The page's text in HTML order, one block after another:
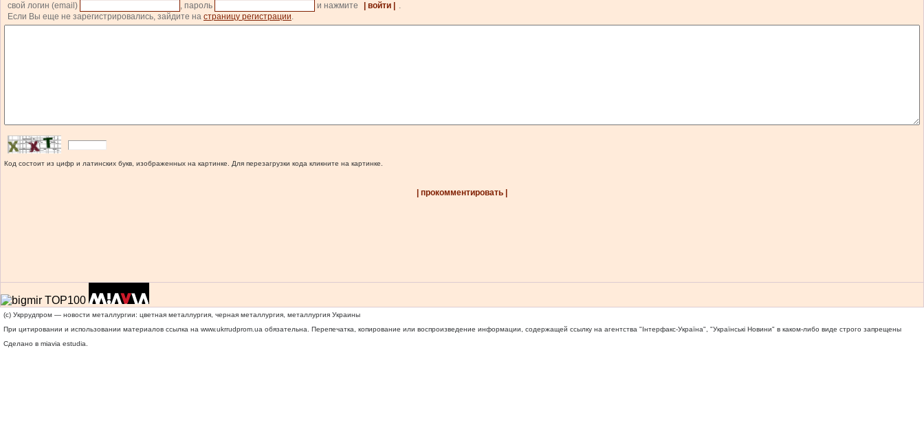
свой логин (email)
, пароль и нажмите | войти |
.
Если Вы еще не зарегистрировались, зайдите на страницу регистрации.
Код состоит из цифр и латинских букв, изображенных на картинке. Для перезагрузки кода кликните на картинке.
| прокомментировать |
(c) Укррудпром — новости металлургии: цветная металлургия, черная металлургия, металлургия Украины
При цитировании и использовании материалов ссылка на www.ukrrudprom.ua обязательна. Перепечатка, копирование или воспроизведение информации, содержащей ссылку на агентства "Iнтерфакс-Україна", "Українськi Новини" в каком-либо виде строго запрещены
Сделано в miavia estudia.